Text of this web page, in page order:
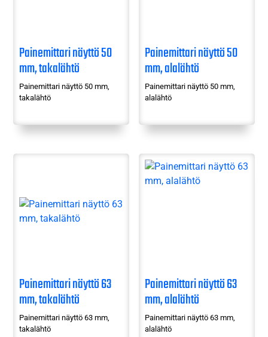
Painemittari näyttö 50
mm, takalähtö
Painemittari näyttö 50 mm,
takalähtö
Painemittari näyttö 50
mm, alalähtö
Painemittari näyttö 50 mm,
alalähtö
Painemittari näyttö 63
mm, takalähtö
Painemittari näyttö 63 mm,
takalähtö
Painemittari näyttö 63
mm, alalähtö
Painemittari näyttö 63 mm,
alalähtö